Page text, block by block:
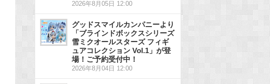
2026年8月05日 12:00
グッドスマイルカンパニーより
「ブラインドボックスシリーズ
雪ミクオールスターズ フィギ
ュアコレクション Vol.1」が登
場！ご予約受付中！
2026年8月04日 12:00